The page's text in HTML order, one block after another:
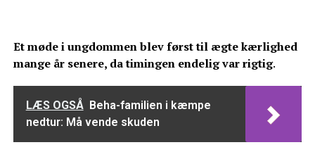
Et møde i ungdommen blev først til ægte kærlighed
mange år senere, da timingen endelig var rigtig.
LÆS OGSÅ Beha-familien i kæmpe
nedtur: Må vende skuden